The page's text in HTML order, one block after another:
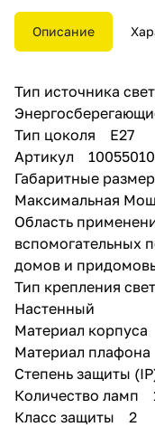
воротных групп. Степень
защиты светильника
Светильник позволяет
использовать в
лампы накаливания с
E27 и мощностью 60W,
светодиодные или
энергосберегающие
Модель произведена с
использованием
стекло и металл.
дает максимум света,
стекла, а это
долговечный материал.
Описание
Тип источника
Тип цоколя Е27
Артикул
Габаритные
Максимальная
Область
домов и
Тип крепления
Настенный
Материал
Материал
Степень защиты
Количество ламп
Класс защиты 2